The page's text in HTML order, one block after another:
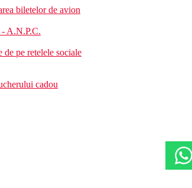
biletelor de avion
A.N.P.C.
de pe retelele sociale
cadou